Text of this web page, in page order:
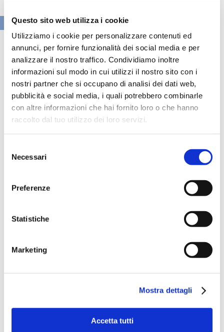
Questo sito web utilizza i cookie
Utilizziamo i cookie per personalizzare contenuti ed
annunci, per fornire funzionalità dei social media e per
analizzare il nostro traffico. Condividiamo inoltre
informazioni sul modo in cui utilizzi il nostro sito con i
nostri partner che si occupano di analisi dei dati web,
pubblicità e social media, i quali potrebbero combinarle
con altre informazioni che hai fornito loro o che hanno
raccolto dal tuo utilizzo dei loro servizi.
delNecessari
Preferenze
Statistiche
Marketing
Mostra dettagli
Accetta tutti
VAI ALLA SEZIONE BANCHE NEWS